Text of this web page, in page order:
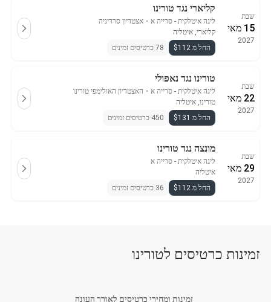
שבת
15 מאי
2027
קליארי נגד טורינו
ליגה איטלקית - סרייה א ・ אצטדיון סרדיניה
קליארי, איטליה
החל מ $112
78 כרטיסים זמינים
שבת
22 מאי
2027
טורינו נגד נאפולי
ליגה איטלקית - סרייה א ・ האצטדיון האולימפי טורינו
טורינו, איטליה
החל מ $131
450 כרטיסים זמינים
שבת
29 מאי
2027
מונצה נגד טורינו
ליגה איטלקית - סרייה א
איטליה
החל מ $112
36 כרטיסים זמינים
זמינות כרטיסים לטורינו
זמינות ומחירי כרטיסים לאורך העונה